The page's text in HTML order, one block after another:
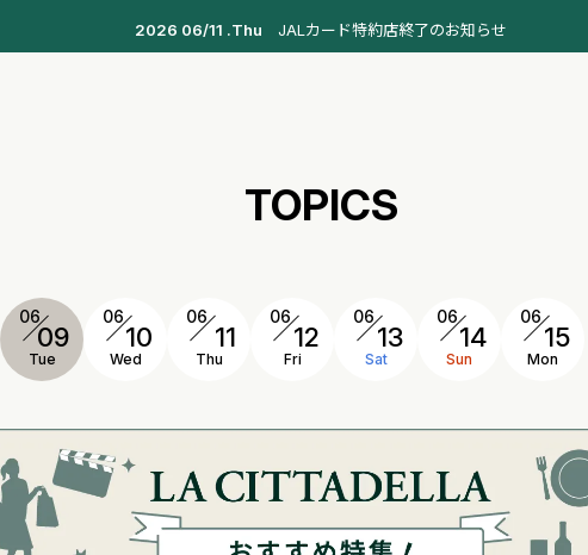
2026 06/11 .Thu JALカード特約店終了のお知らせ
TOPICS
06
09
Tue
06
10
Wed
06
11
Thu
06
12
Fri
06
13
Sat
06
14
Sun
06
15
Mon